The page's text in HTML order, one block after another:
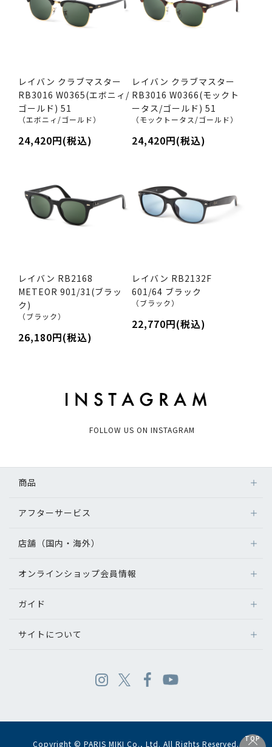
レイバン クラブマスター
RB3016 W0365(エボニィ/
ゴールド) 51
（エボニィ/ゴールド）
24,420円(税込)
レイバン クラブマスター
RB3016 W0366(モックト
ータス/ゴールド) 51
（モックトータス/ゴールド）
24,420円(税込)
レイバン RB2168
METEOR 901/31(ブラッ
ク)
（ブラック）
26,180円(税込)
レイバン RB2132F
601/64 ブラック
（ブラック）
22,770円(税込)
FOLLOW US ON INSTAGRAM
TOP
商品
アフターサービス
店舗（国内・海外）
オンラインショップ会員情報
ガイド
サイトについて
Copyright © PARIS MIKI Co., Ltd. All Rights Reserved.